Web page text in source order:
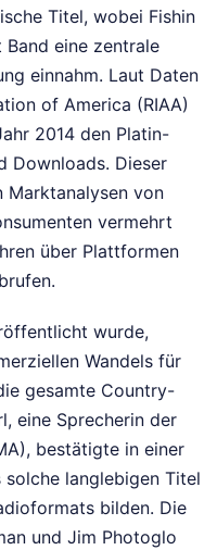
Titel, wobei Fishin
eine zentrale
einnahm. Laut Daten
of America (RIAA)
2014 den Platin-
Downloads. Dieser
Marktanalysen von
vermehrt
über Plattformen
wurde,
Wandels für
gesamte Country-
eine Sprecherin der
bestätigte in einer
langlebigen Titel
bilden. Die
und Jim Photoglo